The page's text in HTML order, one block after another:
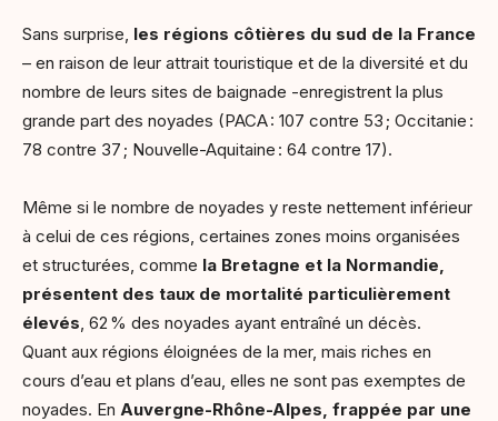
Sans surprise, les régions côtières du sud de la France
– en raison de leur attrait touristique et de la diversité et du
nombre de leurs sites de baignade -enregistrent la plus
grande part des noyades (PACA : 107 contre 53 ; Occitanie :
78 contre 37 ; Nouvelle-Aquitaine : 64 contre 17).
Même si le nombre de noyades y reste nettement inférieur
à celui de ces régions, certaines zones moins organisées
et structurées, comme la Bretagne et la Normandie,
présentent des taux de mortalité particulièrement
élevés, 62 % des noyades ayant entraîné un décès.
Quant aux régions éloignées de la mer, mais riches en
cours d’eau et plans d’eau, elles ne sont pas exemptes de
noyades. En Auvergne-Rhône-Alpes, frappée par une